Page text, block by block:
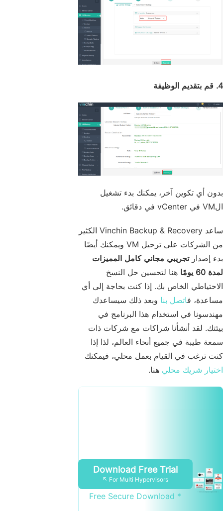
4. قم بتقديم الوظيفة
بدون أي تكوين آخر، يمكنك بدء تشغيل
الVM في vCenter في دقائق.
ساعد Vinchin Backup & Recovery الكثير
من الشركات على ترحيل VM ويمكنك أيضًا
بدء إصدارتجريبي مجاني كامل المميزات
لمدة 60 يومًا
هنا لتحسين حل النسخ
الاحتياطي الخاص بك. إذا كنت بحاجة إلى أي
مساعدة، فاتصل بنا وبعد ذلك سيساعدك
مهندسونا في استخدام هذا البرنامج في
بيئتك. لقد أنشأنا شراكات مع شركات ذات
سمعة طيبة في جميع أنحاء العالم، لذا إذا
كنت ترغب في القيام بعمل محلي، فيمكنك
اختيار شريك محلي هنا.
Download Free Trial
For Multi Hypervisors ↖
* Free Secure Download